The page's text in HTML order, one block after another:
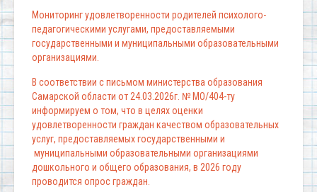
Мониторинг удовлетворенности родителей психолого-
педагогическими услугами, предоставляемыми
государственными и муниципальными образовательными
организациями.
В соответствии с письмом министерства образования
Самарской области от 24.03.2026г. № МО/404-ту
информируем о том, что в целях оценки
удовлетворенности граждан качеством образовательных
услуг, предоставляемых государственными и
муниципальными образовательными организациями
дошкольного и общего образования, в 2026 году
проводится опрос граждан.